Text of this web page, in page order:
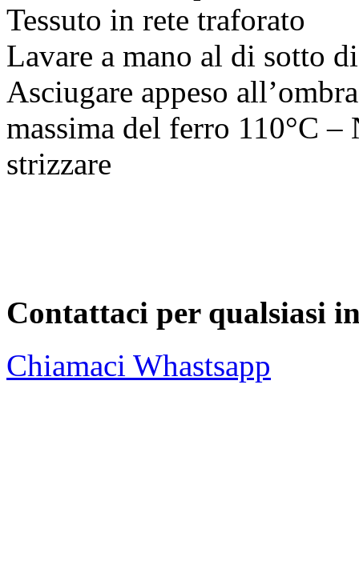
Tessuto in rete traforato
Lavare a mano al di sotto
Asciugare appeso
massima del ferro 110°C –
strizzare
Contattaci per qualsiasi
Chiamaci Whastsapp